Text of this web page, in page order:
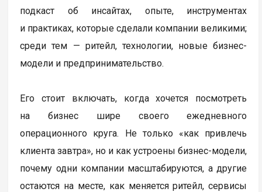
подкаст об инсайтах, опыте, инструментах
и практиках, которые сделали компании великими;
среди тем — ритейл, технологии, новые бизнес-
модели и предпринимательство.
Его стоит включать, когда хочется посмотреть
на бизнес шире своего ежедневного
операционного круга. Не только «как привлечь
клиента завтра», но и как устроены бизнес-модели,
почему одни компании масштабируются, а другие
остаются на месте, как меняется ритейл, сервисы